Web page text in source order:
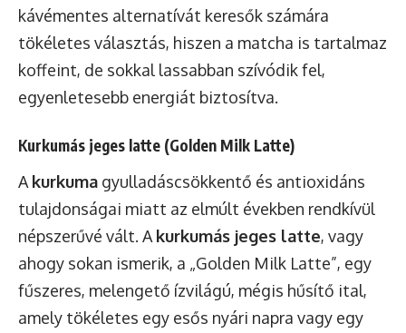
kávémentes alternatívát keresők számára
tökéletes választás, hiszen a matcha is tartalmaz
koffeint, de sokkal lassabban szívódik fel,
egyenletesebb energiát biztosítva.
Kurkumás jeges latte (Golden Milk Latte)
A kurkuma gyulladáscsökkentő és antioxidáns
tulajdonságai miatt az elmúlt években rendkívül
népszerűvé vált. A kurkumás jeges latte, vagy
ahogy sokan ismerik, a „Golden Milk Latte”, egy
fűszeres, melengető ízvilágú, mégis hűsítő ital,
amely tökéletes egy esős nyári napra vagy egy